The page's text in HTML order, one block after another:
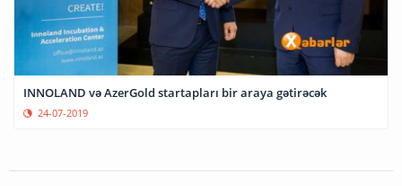
INNOLAND və AzerGold startapları bir araya gətirəcək
24-07-2019